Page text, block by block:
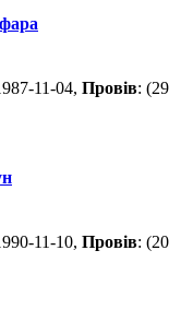
11-04, Провів: (29
11-10, Провів: (20